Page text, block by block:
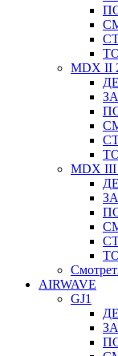
MDX II
MDX III
AIRWAVE
GJ1